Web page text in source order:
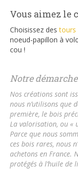
Vous aimez le
Choisissez des tours
noeud-papillon à
cou !
Notre démarche
Nos créations sont
nous n’utilisons que
première, le bois
La valorisation, ou «
Parce que nous
ces bois rares, nous
achetons en France.
protégés à l’huile de